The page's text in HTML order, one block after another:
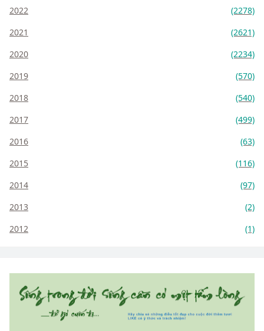
2022
(2278)
2021
(2621)
2020
(2234)
2019
(570)
2018
(540)
2017
(499)
2016
(63)
2015
(116)
2014
(97)
2013
(2)
2012
(1)